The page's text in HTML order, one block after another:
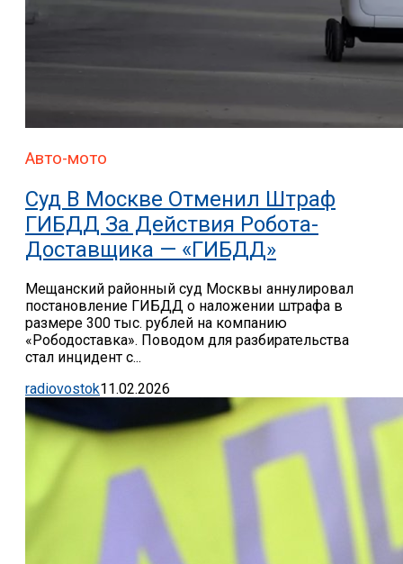
Авто-мото
Суд В Москве Отменил Штраф
ГИБДД За Действия Робота-
Доставщика — «ГИБДД»
Мещанский районный суд Москвы аннулировал
постановление ГИБДД о наложении штрафа в
размере 300 тыс. рублей на компанию
«Рободоставка». Поводом для разбирательства
стал инцидент с...
radiovostok11.02.2026